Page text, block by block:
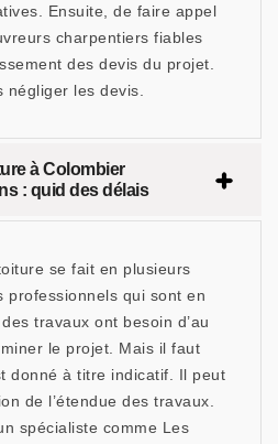
Ensuite, de faire appel
charpentiers fiables
des devis du projet.
négliger les devis.
à Colombier
: quid des délais
se fait en plusieurs
professionnels qui sont en
travaux ont besoin d’au
le projet. Mais il faut
donné à titre indicatif. Il peut
de l’étendue des travaux.
spécialiste comme Les